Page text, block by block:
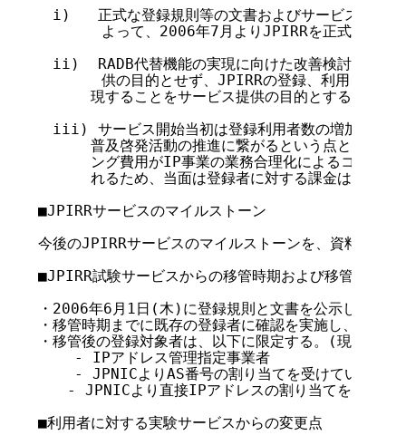
i)   正式な登録規則等の文書およびサービス基盤の
よって、2006年7月よりJPIRRを正式なサー
ii)  RADB代替機能の実現に向けた改善検討を継続
供の目的とせず、JPIRRの登録、利用を通じ
現することをサービス提供の目的とする。
iii) サービス開始当初は登録利用者数の増加が経路
普及啓発活動の推進に繋がるという点と、サービ
ング費用がIP事業の業務合理化によるコスト削減
れるため、当面は登録者に対する課金は行わな
■JPIRRサービスのマイルストーン
今後のJPIRRサービスのマイルストーンを、資料2-2に
■JPIRR試験サービスからの移管時期および移管措置
・2006年6月1日(木)に登録規則と文書を公示し、7月
・移管時期までに既存の登録者に確認を実施し、登録
・移管後の登録対象者は、以下に限定する。(現在は希
    - IPアドレス管理指定事業者
    - JPNICよりAS番号の割り当てを受けている組織
- JPNICより直接IPアドレスの割り当てを受けて
■利用者に対する実験サービスからの変更点